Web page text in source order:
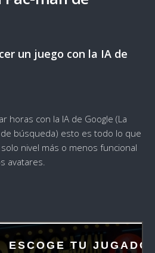
un juego con la IA de
horas con la IA de Google (La
búsqueda) esto es todo lo que
nivel más o menos funcional
avatares.
ESCOGE TU